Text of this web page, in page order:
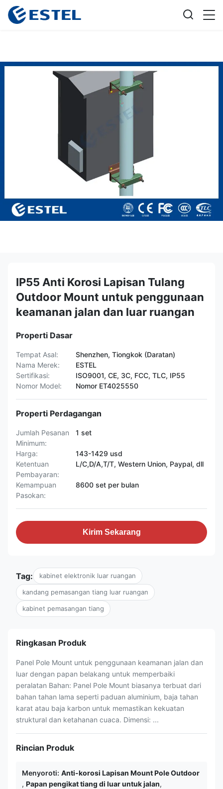
IP55 Anti Korosi Lapisan Tulang
Outdoor Mount untuk penggunaan
keamanan jalan dan luar ruangan
Properti Dasar
Tempat Asal:
Shenzhen, Tiongkok (Daratan)
Nama Merek:
ESTEL
Sertifikasi:
ISO9001, CE, 3C, FCC, TLC, IP55
Nomor Model:
Nomor ET4025550
Properti Perdagangan
Jumlah Pesanan
Minimum:
1 set
Harga:
143-1429 usd
Ketentuan
Pembayaran:
L/C,D/A,T/T, Western Union, Paypal, dll
Kemampuan
Pasokan:
8600 set per bulan
Kirim Sekarang
Tag: kabinet elektronik luar ruangan
kandang pemasangan tiang luar ruangan
kabinet pemasangan tiang
Ringkasan Produk
Panel Pole Mount untuk penggunaan keamanan jalan dan
luar dengan papan belakang untuk memperbaiki
peralatan Bahan: Panel Pole Mount biasanya terbuat dari
bahan tahan lama seperti paduan aluminium, baja tahan
karat atau baja karbon untuk memastikan kekuatan
struktural dan ketahanan cuaca. Dimensi: ...
Rincian Produk
Menyoroti: Anti-korosi Lapisan Mount Pole Outdoor
, Papan pengikat tiang di luar untuk jalan,